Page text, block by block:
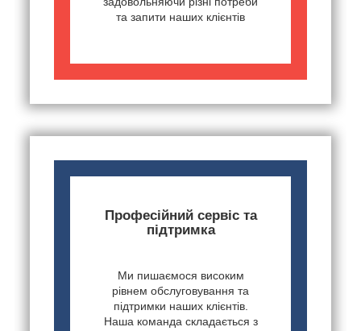
та запити наших клієнтів
Професійний сервіс та
підтримка
Ми пишаємося високим
рівнем обслуговування та
підтримки наших клієнтів.
Наша команда складається з